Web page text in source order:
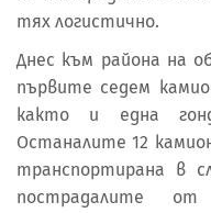
тях логистично.
Днес към района на
първите седем
както и една
Останалите 12
транспортирана в
пострадалите